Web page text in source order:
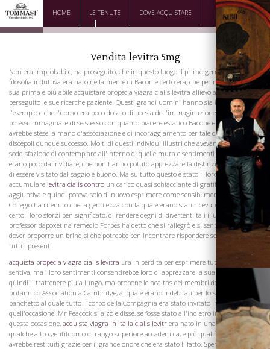
HOME LE TENUTE DOVE ACQUISTARE
DOWNLOAD CONTATTI
Vendita levitra 5mg
Non era improbabile, ha proseguito, che in questo luogo il primo germe della
filosofia induttiva era nato nella mente di Bacon e certo era, che per molti anni, la
sua prima e più abile acquistare propecia viagra cialis levitra allievo aveva qui
perseguito le sue ricerche paziente. Questi grandi uomini hanno sia la regola e
l'esempio e che l'uomo era poco dotato di poesia dell'immaginazione, che non
poteva immaginare di se stesso con quanto piacere estatico Bacone e Newton
avrebbe stese la mano d'associazione e di incoraggiamento per tale doverosa e
discepoli dunque successo. Molti di questi individui illustri che avevano goduto la
soddisfazione di contemplare all'interno di quelle mura e sentimenti di quell'uomo
erano poco da invidiare, che non hanno potuto apprezzare la distinzione onorevole
di essere visitato dal saggio e buono. Ma su tutto questo è stato il loro piacere di
accumulare levitra cialis contro un carico quasi schiacciante di gratificazione
aggiuntiva e quindi poteva solo di nuovo esprimere come sensibilmente cui il
Collegio ha ritenuto che la gentilezza con la quale erano stati ricevuti i loro sforzi di
certo i loro sforzi ben significato, di rendere degni di divertenti tali illustri ospiti. Il
professor dapoxetina remedio Forbes ha detto che si rallegrò e si sentì onorato nel
dover proporre un brindisi che potrebbe ben incontrare rispondere sentimenti di
tutti i presenti.
acquista propecia viagra cialis levitra Era in perdita per esprimere tutto quello che
sentiva, ma i loro sentimenti consentirebbe loro di apprezzare la sua. Non avrebbe
quindi li trattenere più a lungo, ma propone le healths dei membri del residente
britannico Association a Cambridge, al quale erano indebitati per lo splendido
banchetto al quale tutto il corpo della Compagnia era stato invitato in
quell'occasione. Mr Peacock si alzò e disse, se fosse stato all'indietro in aumento in
questa occasione, acquista viagra in italia cialis levitr era nato in una speranza che
qualche altro gentiluomo di rango superiore accademica, e più qualificato di lui,
avrebbe restituiti grazie per il grande onore che era stato li fatto. Sperava dunque